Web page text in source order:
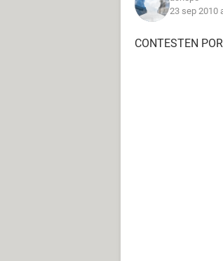
23 sep 2010
CONTESTEN